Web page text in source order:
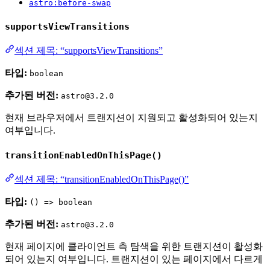
astro:before-swap
supportsViewTransitions
섹션 제목: “supportsViewTransitions”
타입: boolean
추가된 버전: astro@3.2.0
현재 브라우저에서 트랜지션이 지원되고 활성화되어 있는지
여부입니다.
transitionEnabledOnThisPage()
섹션 제목: “transitionEnabledOnThisPage()”
타입: () => boolean
추가된 버전: astro@3.2.0
현재 페이지에 클라이언트 측 탐색을 위한 트랜지션이 활성화
되어 있는지 여부입니다. 트랜지션이 있는 페이지에서 다르게